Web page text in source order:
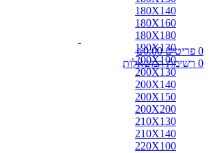
0 פריטים ₪0.00
0 רשימת המשאלות
180X140
180X160
180X180
190X130
200X100
200X130
200X140
200X150
200X200
210X130
210X140
220X100